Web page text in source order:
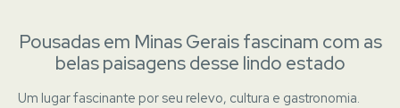
Pousadas em Minas Gerais fascinam com as
belas paisagens desse lindo estado
Um lugar fascinante por seu relevo, cultura e gastronomia.